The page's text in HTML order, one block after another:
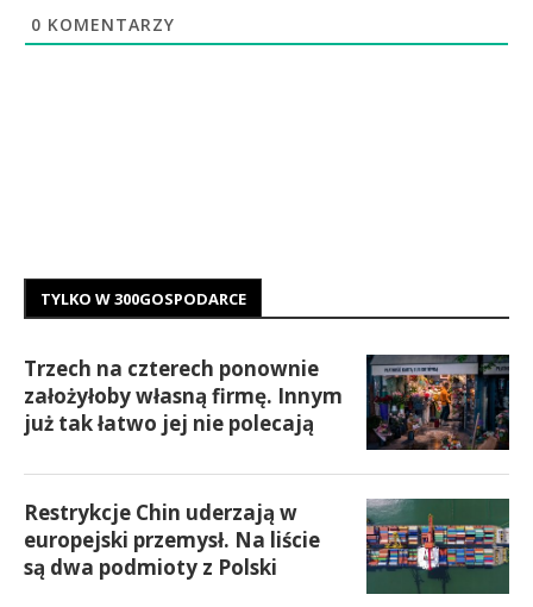
0 KOMENTARZY
TYLKO W 300GOSPODARCE
Trzech na czterech ponownie
założyłoby własną firmę. Innym
już tak łatwo jej nie polecają
Restrykcje Chin uderzają w
europejski przemysł. Na liście
są dwa podmioty z Polski